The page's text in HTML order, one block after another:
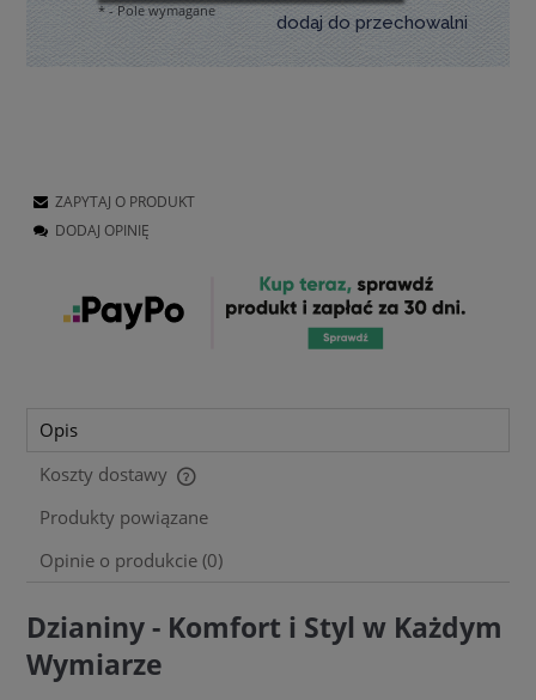
dodaj do przechowalni
*- Pole wymagane
ZAPYTAJ O PRODUKT
DODAJ OPINIĘ
Opis
Koszty dostawy
Cena nie zawiera ewentualnych kosztów płatności
Produkty powiązane
Opinie o produkcie (0)
Dzianiny - Komfort i Styl w Każdym
Wymiarze